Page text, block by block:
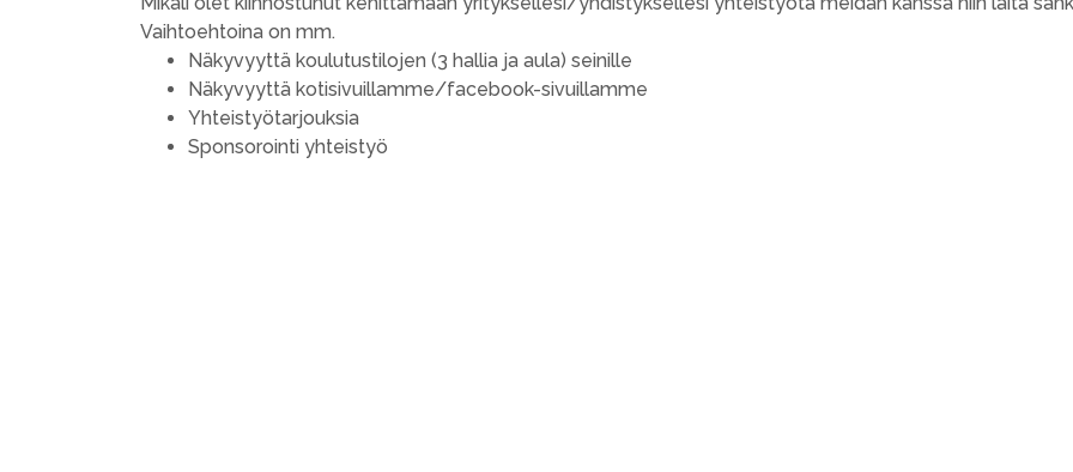
Vaihtoehtoina on mm.
Näkyvyyttä koulutustilojen (3 hallia ja aula) seinille
Näkyvyyttä kotisivuillamme/facebook-sivuillamme
Yhteistyötarjouksia
Sponsorointi yhteistyö